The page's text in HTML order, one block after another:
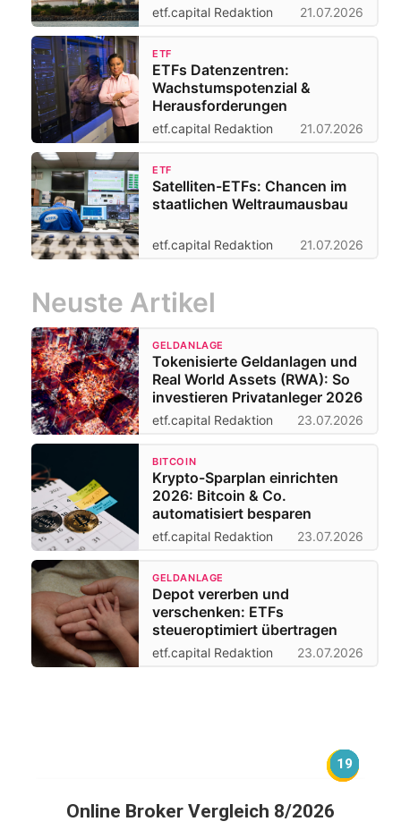
etf.capital Redaktion 21.07.2026
ETF
ETFs Datenzentren:
Wachstumspotenzial &
Herausforderungen
etf.capital Redaktion 21.07.2026
ETF
Satelliten-ETFs: Chancen im
staatlichen Weltraumausbau
etf.capital Redaktion 21.07.2026
Neuste Artikel
GELDANLAGE
Tokenisierte Geldanlagen und
Real World Assets (RWA): So
investieren Privatanleger 2026
etf.capital Redaktion 23.07.2026
BITCOIN
Krypto-Sparplan einrichten
2026: Bitcoin & Co.
automatisiert besparen
etf.capital Redaktion 23.07.2026
GELDANLAGE
Depot vererben und
verschenken: ETFs
steueroptimiert übertragen
etf.capital Redaktion 23.07.2026